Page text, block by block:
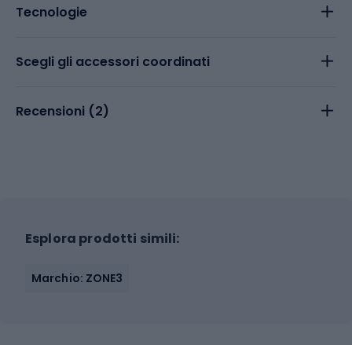
Tecnologie
Scegli gli accessori coordinati
Recensioni (2)
Esplora prodotti simili:
Marchio: ZONE3